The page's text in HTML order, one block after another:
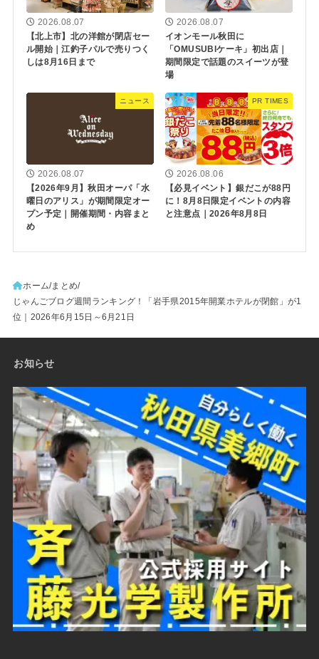
2026.08.07
【北上市】北の洋館が閉店セー
ル開始｜江釣子パルで売りつく
しは8月16日まで
2026.08.07
イオンモール秋田に
「OMUSUBIケーキ」初出店｜
期間限定で話題のスイーツが登
場
ニュース
2026.08.07
【2026年9月】秋田オーパ「水
曜日のアリス」が期間限定オー
プン予定｜開催期間・内容まと
め
PR TIMES
2026.08.06
【必見イベント】銀だこが88円
に！8月8日限定イベントの内容
と注意点｜2026年8月8日
ホーム まとめ
じゃんごブログ週間ランキング！「岩手県2015年開業ホテルが閉館」が1
位｜2026年6月15日～6月21日
お知らせ